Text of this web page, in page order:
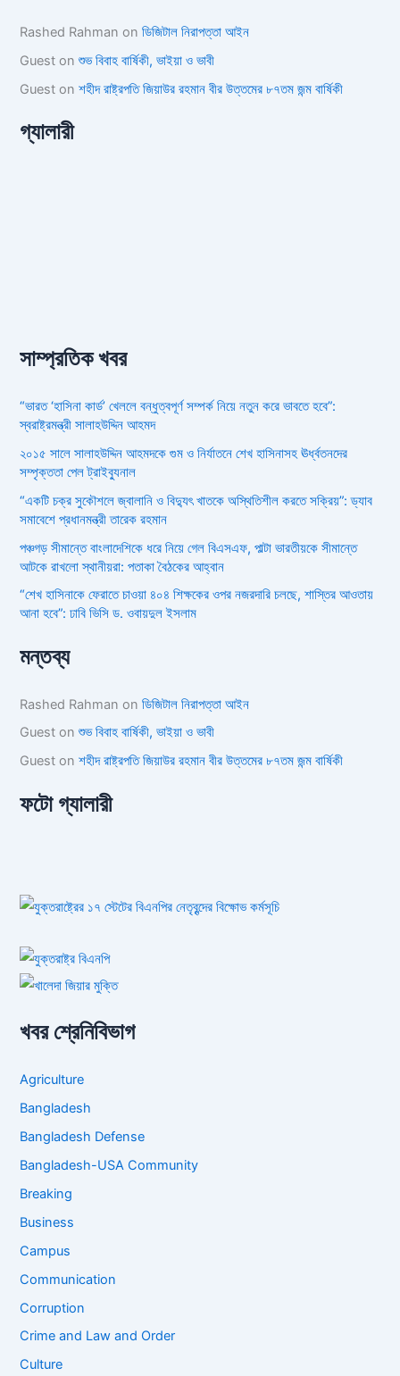
Rashed Rahman onডিজিটাল নিরাপত্তা আইন
Guest onশুভ বিবাহ বার্ষিকী, ভাইয়া ও ভাবী
Guest onশহীদ রাষ্ট্রপতি জিয়াউর রহমান বীর উত্তমের ৮৭তম জন্ম বার্ষিকী
গ্যালারী
সাম্প্রতিক খবর
“ভারত ‘হাসিনা কার্ড’ খেললে বন্ধুত্বপূর্ণ সম্পর্ক নিয়ে নতুন করে ভাবতে হবে”:
স্বরাষ্ট্রমন্ত্রী সালাহউদ্দিন আহমদ
২০১৫ সালে সালাহউদ্দিন আহমদকে গুম ও নির্যাতনে শেখ হাসিনাসহ ঊর্ধ্বতনদের
সম্পৃক্ততা পেল ট্রাইব্যুনাল
“একটি চক্র সুকৌশলে জ্বালানি ও বিদ্যুৎ খাতকে অস্থিতিশীল করতে সক্রিয়”: ড্যাব
সমাবেশে প্রধানমন্ত্রী তারেক রহমান
পঞ্চগড় সীমান্তে বাংলাদেশিকে ধরে নিয়ে গেল বিএসএফ, পাল্টা ভারতীয়কে সীমান্তে
আটকে রাখলো স্থানীয়রা: পতাকা বৈঠকের আহ্বান
“শেখ হাসিনাকে ফেরাতে চাওয়া ৪০৪ শিক্ষকের ওপর নজরদারি চলছে, শাস্তির আওতায়
আনা হবে”: ঢাবি ভিসি ড. ওবায়দুল ইসলাম
মন্তব্য
Rashed Rahman onডিজিটাল নিরাপত্তা আইন
Guest onশুভ বিবাহ বার্ষিকী, ভাইয়া ও ভাবী
Guest onশহীদ রাষ্ট্রপতি জিয়াউর রহমান বীর উত্তমের ৮৭তম জন্ম বার্ষিকী
ফটো গ্যালারী
খবর শ্রেনিবিভাগ
Agriculture
Bangladesh
Bangladesh Defense
Bangladesh-USA Community
Breaking
Business
Campus
Communication
Corruption
Crime and Law and Order
Culture